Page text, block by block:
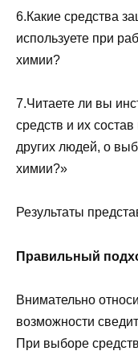
6.Какие средства
используете при
химии?
7.Читаете ли вы
средств и их
других людей, о
химии?»
Результаты
Правильный
Внимательно
возможности
При выборе